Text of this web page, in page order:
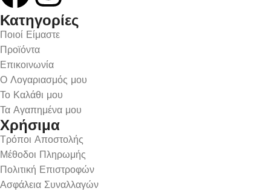
Κατηγορίες
Ποιοί Είμαστε
Προϊόντα
Επικοινωνία
Ο Λογαριασμός μου
Το Καλάθι μου
Τα Αγαπημένα μου
Χρήσιμα
Τρόποι Αποστολής
Μέθοδοι Πληρωμής
Πολιτική Επιστροφών
Ασφάλεια Συναλλαγών